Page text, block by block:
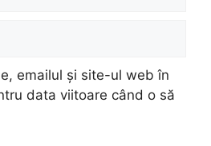
emailul și site-ul web în
data viitoare când o să